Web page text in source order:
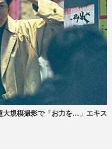
大規模撮影で「お力を…」エキス